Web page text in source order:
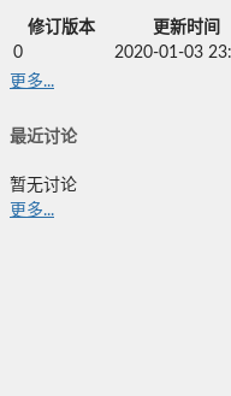
修订版本 更新时间
0
2020-01-03
更多...
最近讨论
暂无讨论
更多...